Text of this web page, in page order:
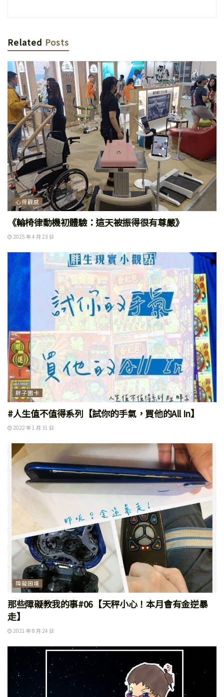
Related Posts
心得觀感
《輪椅律動機初體驗：這天被振得很有尊嚴》
2025 年 4 月 23 日
胖子圖卡
#人生值不值得系列【試你的手氣，買他的All In】
2022 年 1 月 31 日
障礙困境
那些障礙教我的事#06【天秤小心！本月會有金逆暴
走】
2021 年 8 月 24 日